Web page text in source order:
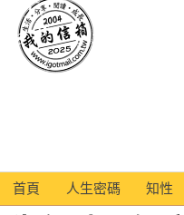
首頁 人生密碼 知性